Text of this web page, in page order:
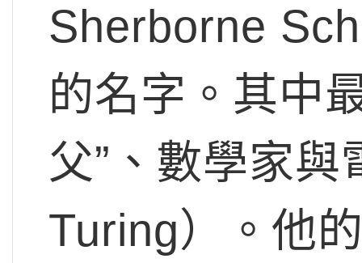
Sherborne
的名字。其中
父”、數學家
Turing）。他